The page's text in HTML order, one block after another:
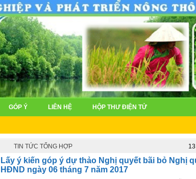
GÓP Ý LIÊN HỆ HỘP THƯ ĐIỆN TỬ
TIN TỨC TỔNG HỢP
Lấy ý kiến góp ý dự thảo Nghị quyết bãi bỏ Nghị
HĐND ngày 06 tháng 7 năm 2017